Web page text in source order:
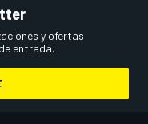
y ofertas
entrada.